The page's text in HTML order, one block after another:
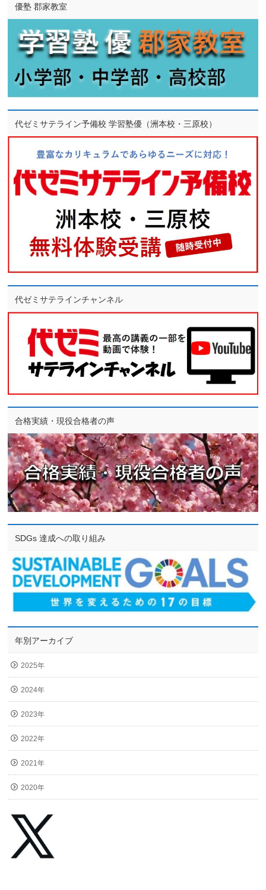
優塾 郡家教室
代ゼミサテライン予備校 学習塾優（洲本校・三原校）
代ゼミサテラインチャンネル
合格実績・現役合格者の声
SDGs 達成への取り組み
年別アーカイブ
2025年
2024年
2023年
2022年
2021年
2020年